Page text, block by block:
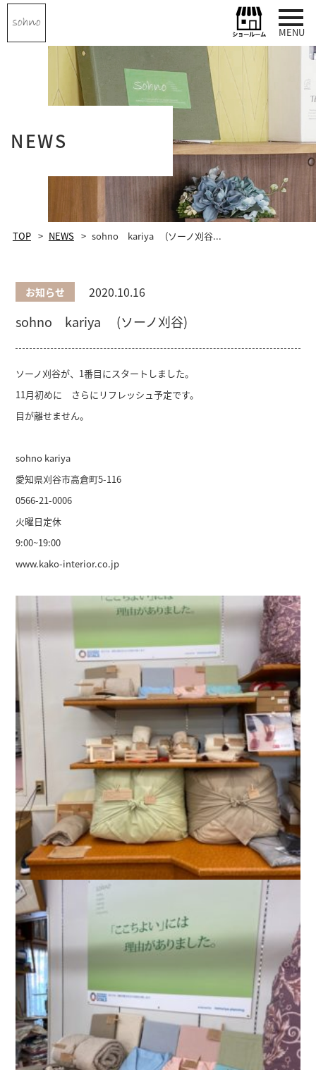
MENU
NEWS
TOP NEWS sohno kariya (ソーノ刈谷...
お知らせ 2020.10.16
sohno kariya (ソーノ刈谷)
ソーノ刈谷が、1番目にスタートしました。
11月初めに さらにリフレッシュ予定です。
目が離せません。
sohno kariya
愛知県刈谷市高倉町5-116
0566-21-0006
火曜日定休
9:00~19:00
www.kako-interior.co.jp